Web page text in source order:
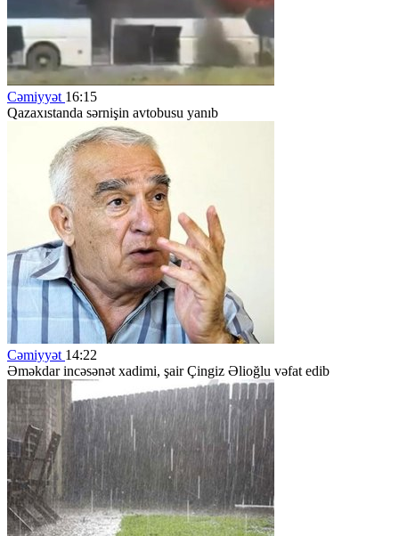
Cəmiyyət 16:15
Qazaxıstanda sərnişin avtobusu yanıb
Cəmiyyət 14:22
Əməkdar incəsənət xadimi, şair Çingiz Əlioğlu vəfat edib